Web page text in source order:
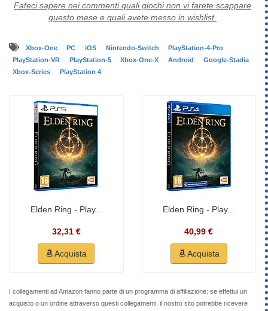
Fateci sapere nei commenti quali giochi non vi farete scappare
questo mese e quali avete messo in wishlist.
Xbox-One PC iOS Nintendo-Switch
PlayStation-4-Pro
PlayStation-VR
PlayStation-5 Xbox-One-X Android
Google-Stadia
Xbox-Series
PlayStation 4
Elden Ring - Play...
32,31 €
Acquista
Elden Ring - Play...
40,99 €
Acquista
I collegamenti ad Amazon fanno parte di un programma di affiliazione: se effettui un
acquisto o un ordine attraverso questi collegamenti, il nostro sito potrebbe ricevere